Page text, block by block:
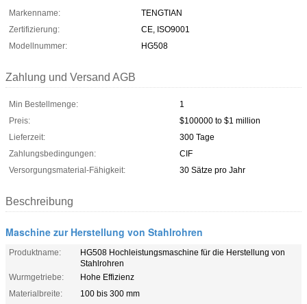
Markenname:
TENGTIAN
Zertifizierung:
CE, ISO9001
Modellnummer:
HG508
Zahlung und Versand AGB
Min Bestellmenge:
1
Preis:
$100000 to $1 million
Lieferzeit:
300 Tage
Zahlungsbedingungen:
CIF
Versorgungsmaterial-Fähigkeit:
30 Sätze pro Jahr
Beschreibung
Maschine zur Herstellung von Stahlrohren
Produktname:
HG508 Hochleistungsmaschine für die Herstellung von
Stahlrohren
Wurmgetriebe:
Hohe Effizienz
Materialbreite:
100 bis 300 mm